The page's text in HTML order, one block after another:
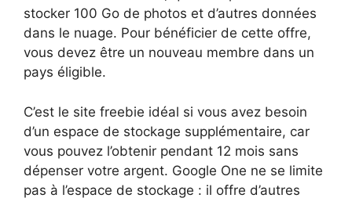
stocker 100 Go de photos et d’autres données
dans le nuage. Pour bénéficier de cette offre,
vous devez être un nouveau membre dans un
pays éligible.
C’est le site freebie idéal si vous avez besoin
d’un espace de stockage supplémentaire, car
vous pouvez l’obtenir pendant 12 mois sans
dépenser votre argent. Google One ne se limite
pas à l’espace de stockage : il offre d’autres